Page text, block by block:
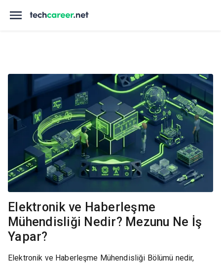
Elektronik ve Haberleşme
Mühendisliği Nedir? Mezunu Ne İş
Yapar?
Elektronik ve Haberleşme Mühendisliği Bölümü nedir,